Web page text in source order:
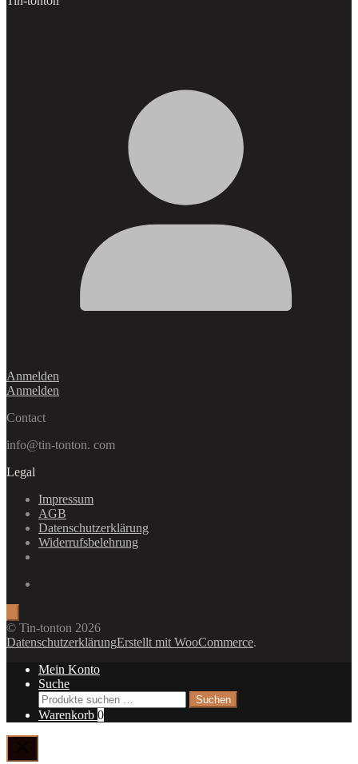
Anmelden
Anmelden
Contact
info@tin-tonton. com
Legal
Impressum
AGB
Datenschutzerklärung
Widerrufsbelehrung
© Tin-tonton 2026
DatenschutzerklärungErstellt mit WooCommerce.
Mein Konto
Suche
Suchen
nach:
Suchen
Warenkorb 0